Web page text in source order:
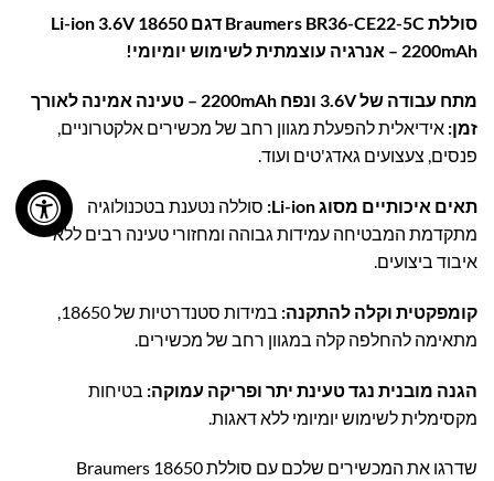
סוללת Braumers BR36-CE22-5C דגם 18650 Li-ion 3.6V
2200mAh – אנרגיה עוצמתית לשימוש יומיומי!
מתח עבודה של 3.6V ונפח 2200mAh – טעינה אמינה לאורך
זמן: אידיאלית להפעלת מגוון רחב של מכשירים אלקטרוניים,
פנסים, צעצועים גאדג'טים ועוד.
תאים איכותיים מסוג Li-ion:
סוללה נטענת בטכנולוגיה
מתקדמת המבטיחה עמידות גבוהה ומחזורי טעינה רבים ללא
איבוד ביצועים.
קומפקטית וקלה להתקנה:
במידות סטנדרטיות של 18650,
מתאימה להחלפה קלה במגוון רחב של מכשירים.
הגנה מובנית נגד טעינת יתר ופריקה עמוקה: בטיחות
מקסימלית לשימוש יומיומי ללא דאגות.
שדרגו את המכשירים שלכם עם סוללת Braumers 18650